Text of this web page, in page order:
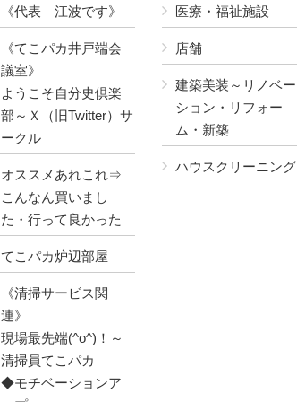
《代表 江波です》
《てこパカ井戸端会
議室》
ようこそ自分史倶楽
部～Ｘ（旧Twitter）サ
ークル
オススメあれこれ⇒
こんなん買いまし
た・行って良かった
てこパカ炉辺部屋
《清掃サービス関
連》
現場最先端(^o^)！～
清掃員てこパカ
◆モチベーションア
医療・福祉施設
店舗
建築美装～リノベー
ション・リフォー
ム・新築
ハウスクリーニング